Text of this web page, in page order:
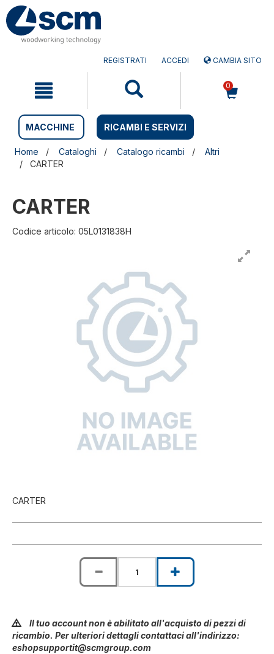
Salta
contenuto
Salta
menu
REGISTRATI ACCEDI CAMBIA SITO
0
MACCHINE RICAMBI E SERVIZI
Home Cataloghi Catalogo ricambi
Altri
CARTER
CARTER
Codice articolo: 05L0131838H
CARTER
Il tuo account non è abilitato all'acquisto di pezzi di
ricambio. Per ulteriori dettagli contattaci all'indirizzo:
eshopsupportit@scmgroup.com